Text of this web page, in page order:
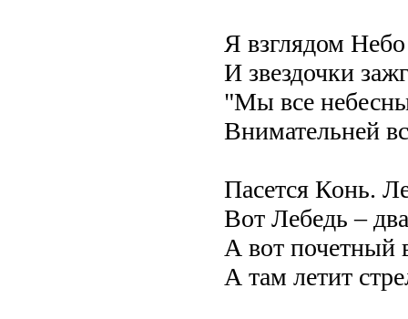
Я взглядом
И звездочки
"Мы все
Внимательней
Пасется Конь.
Вот Лебедь –
А вот почетный
А там летит